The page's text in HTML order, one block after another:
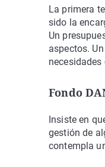
La primera
sido la
Un
aspectos.
Fondo
Insiste en
gestión de
contempla